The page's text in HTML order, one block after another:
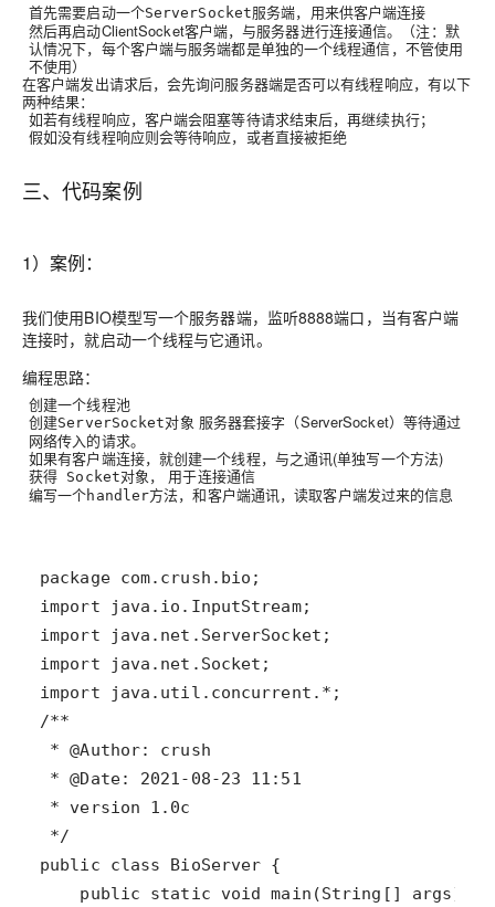
首先需要启动一个ServerSocket服务端，用来供客户端连接
然后再启动ClientSocket客户端，与服务器进行连接通信。（注：默
认情况下，每个客户端与服务端都是单独的一个线程通信，不管使用
不使用）
在客户端发出请求后，会先询问服务器端是否可以有线程响应，有以下
两种结果：
如若有线程响应，客户端会阻塞等待请求结束后，再继续执行；
假如没有线程响应则会等待响应，或者直接被拒绝
三、代码案例
1）案例：
我们使用BIO模型写一个服务器端，监听8888端口，当有客户端
连接时，就启动一个线程与它通讯。
编程思路：
创建一个线程池
创建ServerSocket对象 服务器套接字（ServerSocket）等待通过
网络传入的请求。
如果有客户端连接，就创建一个线程，与之通讯(单独写一个方法)
获得 Socket对象， 用于连接通信
编写一个handler方法，和客户端通讯，读取客户端发过来的信息